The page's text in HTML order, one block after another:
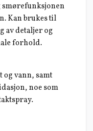
Kan brukes til
av detaljer og
forhold.
vann, samt
noe som